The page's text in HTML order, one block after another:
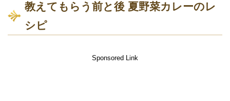
教えてもらう前と後 夏野菜カレーのレ
シピ
Sponsored Link